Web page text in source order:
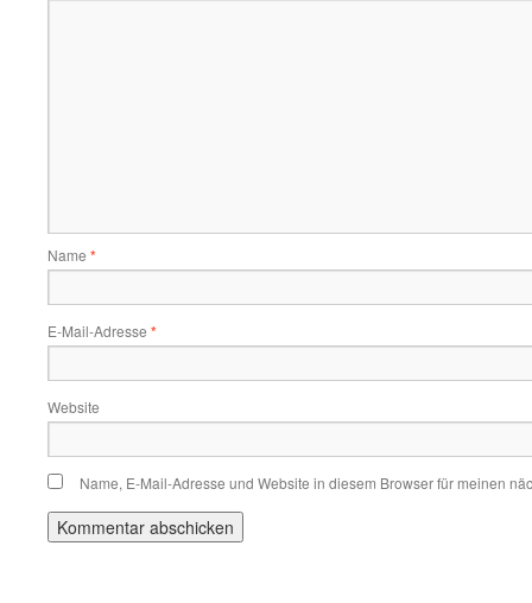
Name *
E-Mail-Adresse *
Website
Name, E-Mail-Adresse und Website in diesem Browser für meinen